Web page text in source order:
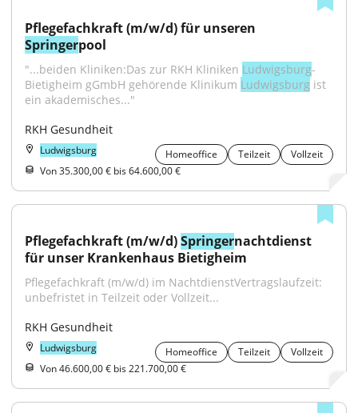
Springerpool
"...beiden Kliniken:Das zur RKH Kliniken Ludwigsburg-
Bietigheim gGmbH gehörende Klinikum Ludwigsburg ist
ein akademisches..."
RKH Gesundheit
Ludwigsburg Homeoffice Teilzeit
Vollzeit
Von 35.300,00 € bis 64.600,00 €
Pflegefachkraft (m/w/d) Springernachtdienst
für unser Krankenhaus Bietigheim
Pflegefachkraft (m/w/d) im NachtdienstVertragslaufzeit:
unbefristet in Teilzeit oder Vollzeit...
RKH Gesundheit
Ludwigsburg Homeoffice Teilzeit
Vollzeit
Von 46.600,00 € bis 221.700,00 €